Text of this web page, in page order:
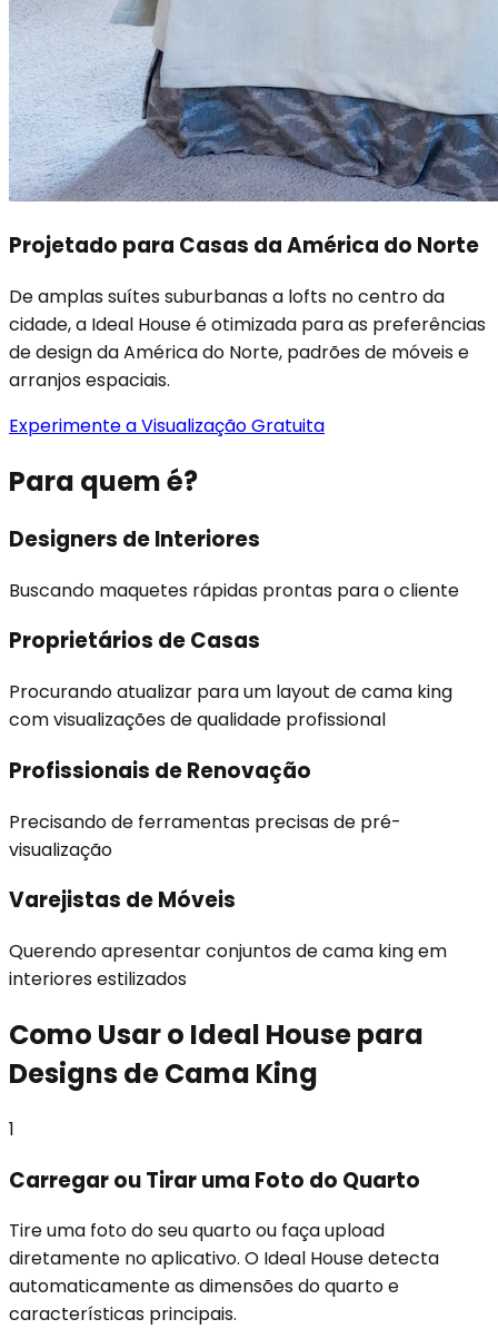
Projetado para Casas da América do Norte
De amplas suítes suburbanas a lofts no centro da
cidade, a Ideal House é otimizada para as preferências
de design da América do Norte, padrões de móveis e
arranjos espaciais.
Experimente a Visualização Gratuita
Para quem é?
Designers de Interiores
Buscando maquetes rápidas prontas para o cliente
Proprietários de Casas
Procurando atualizar para um layout de cama king
com visualizações de qualidade profissional
Profissionais de Renovação
Precisando de ferramentas precisas de pré-
visualização
Varejistas de Móveis
Querendo apresentar conjuntos de cama king em
interiores estilizados
Como Usar o Ideal House para
Designs de Cama King
1
Carregar ou Tirar uma Foto do Quarto
Tire uma foto do seu quarto ou faça upload
diretamente no aplicativo. O Ideal House detecta
automaticamente as dimensões do quarto e
características principais.